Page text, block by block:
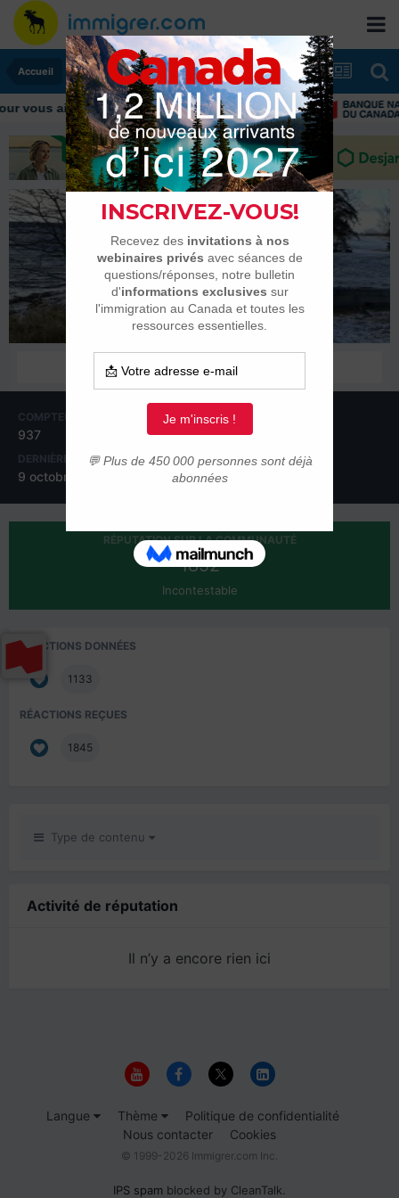
Accueil
vous aider tout au long de votre transition
erispoe
Habitués
COMPTEUR DE CONTENUS
937
INSCRIPTION
9 décembre 2010
DERNIÈRE VISITE
9 octobre 2023
JOURS GAGNÉS
7
RÉPUTATION SUR LA COMMUNAUTÉ
1852
Incontestable
RÉACTIONS DONNÉES
1133
RÉACTIONS REÇUES
1845
Type de contenu
Activité de réputation
Il n’y a encore rien ici
Langue Thème
Politique de confidentialité
Nous contacter
Cookies
© 1999-2026 Immigrer.com Inc.
IPS spam blocked by CleanTalk.